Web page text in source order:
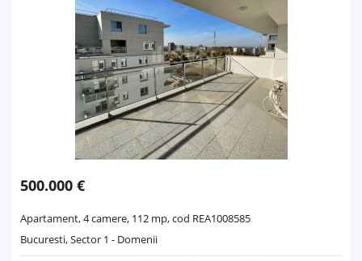
500.000 €
Apartament, 4 camere, 112 mp, cod REA1008585
Bucuresti, Sector 1 - Domenii